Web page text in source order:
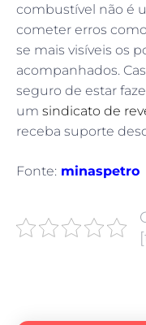
combustível não é
cometer erros
se mais visíveis os
acompanhados.
seguro de estar
um sindicato de
receba suporte
Fonte: minaspetro